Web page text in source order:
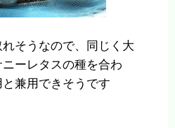
そうなので、同じく大
ーレタスの種を合わ
兼用できそうです